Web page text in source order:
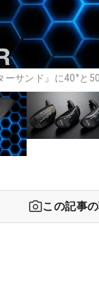
サンド』に40°と
この記事